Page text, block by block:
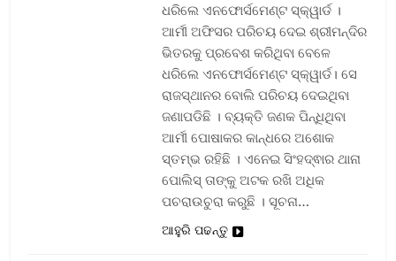
ଧରିଲେ ଏନଫୋର୍ସମେଣ୍ଟ ସ୍କ୍ୱାର୍ଡ ।
ଆର୍ମୀ ଅଫିସର ପରିଚୟ ଦେଇ ଶ୍ରୀମନ୍ଦିର
ଭିତରକୁ ପ୍ରବେଶ କରିଥିବା ବେଳେ
ଧରିଲେ ଏନଫୋର୍ସମେଣ୍ଟ ସ୍କ୍ୱାର୍ଡ। ସେ
ରାଜସ୍ଥାନର ବୋଲି ପରିଚୟ ଦେଇଥିବା
ଜଣାପଡିଛି । ବ୍ୟକ୍ତି ଜଣକ ପିନ୍ଧିଥିବା
ଆର୍ମୀ ପୋଷାକର କାନ୍ଧରେ ଅଶୋକ
ସ୍ତମ୍ଭ ରହିଛି । ଏନେଇ ସିଂହଦ୍ଵାର ଥାନା
ପୋଲିସ୍ ତାଙ୍କୁ ଅଟକ ରଖି ଅଧିକ
ପଚରାଉଚୁରା କରୁଛି । ସୂଚନା…
ଆହୁରି ପଢନ୍ତୁ